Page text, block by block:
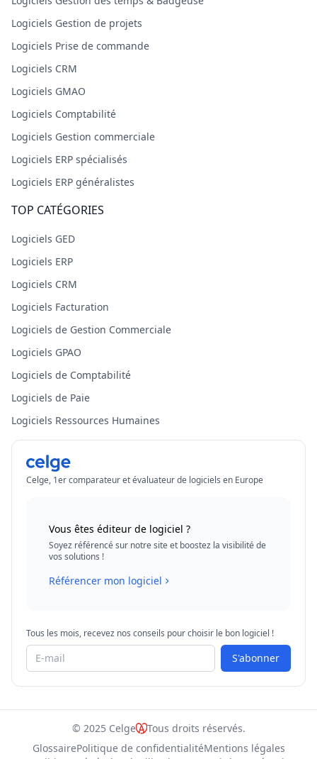
Logiciels Gestion de projets
Logiciels Prise de commande
Logiciels CRM
Logiciels GMAO
Logiciels Comptabilité
Logiciels Gestion commerciale
Logiciels ERP spécialisés
Logiciels ERP généralistes
TOP CATÉGORIES
Logiciels GED
Logiciels ERP
Logiciels CRM
Logiciels Facturation
Logiciels de Gestion Commerciale
Logiciels GPAO
Logiciels de Comptabilité
Logiciels de Paie
Logiciels Ressources Humaines
Celge, 1er comparateur et évaluateur de logiciels en Europe
Vous êtes éditeur de logiciel ?
Soyez référencé sur notre site et boostez la visibilité de
vos solutions !
Référencer mon logiciel
Tous les mois, recevez nos conseils pour choisir le bon logiciel !
S'abonner
© 2025 Celge
Tous droits réservés.
GlossairePolitique de confidentialitéMentions légales